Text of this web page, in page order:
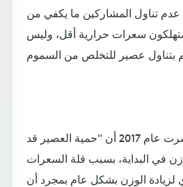
تناول المشاركين ما يكفي من
سعرات حرارية أقل، وليس
فقد وجدت مراجعة نُشرت عام 2017 أن "حمية العصير قد
في البداية، بسبب قلة السعرات
لزيادة الوزن بشكل عام بمجرد أن